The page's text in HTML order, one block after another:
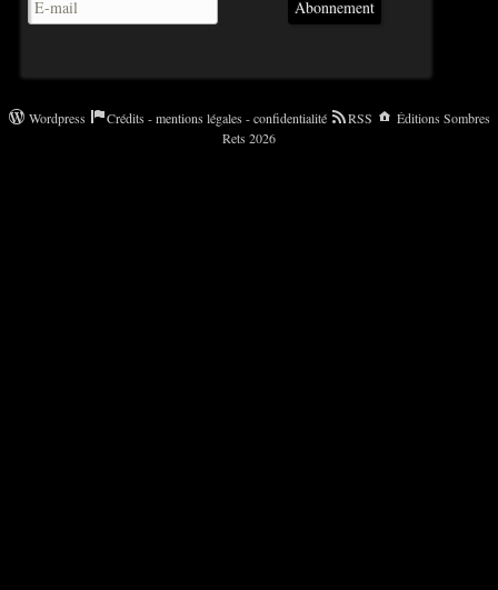
Abonnement
Wordpress Crédits - mentions légales - confidentialité RSS
Éditions Sombres
Rets 2026